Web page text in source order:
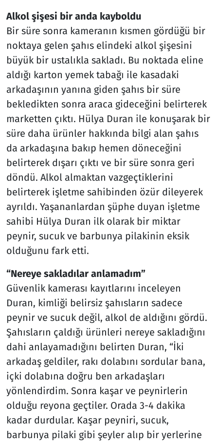
Alkol şişesi bir anda kayboldu
Bir süre sonra kameranın kısmen gördüğü bir
noktaya gelen şahıs elindeki alkol şişesini
büyük bir ustalıkla sakladı. Bu noktada eline
aldığı karton yemek tabağı ile kasadaki
arkadaşının yanına giden şahıs bir süre
bekledikten sonra araca gideceğini belirterek
marketten çıktı. Hülya Duran ile konuşarak bir
süre daha ürünler hakkında bilgi alan şahıs
da arkadaşına bakıp hemen döneceğini
belirterek dışarı çıktı ve bir süre sonra geri
döndü. Alkol almaktan vazgeçtiklerini
belirterek işletme sahibinden özür dileyerek
ayrıldı. Yaşananlardan şüphe duyan işletme
sahibi Hülya Duran ilk olarak bir miktar
peynir, sucuk ve barbunya pilakinin eksik
olduğunu fark etti.
“Nereye sakladılar anlamadım”
Güvenlik kamerası kayıtlarını inceleyen
Duran, kimliği belirsiz şahısların sadece
peynir ve sucuk değil, alkol de aldığını gördü.
Şahısların çaldığı ürünleri nereye sakladığını
dahi anlayamadığını belirten Duran, “İki
arkadaş geldiler, rakı dolabını sordular bana,
içki dolabına doğru ben arkadaşları
yönlendirdim. Sonra kaşar ve peynirlerin
olduğu reyona geçtiler. Orada 3-4 dakika
kadar durdular. Kaşar peyniri, sucuk,
barbunya pilaki gibi şeyler alıp bir yerlerine